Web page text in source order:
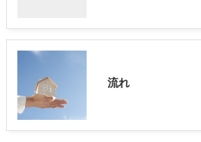
流れ